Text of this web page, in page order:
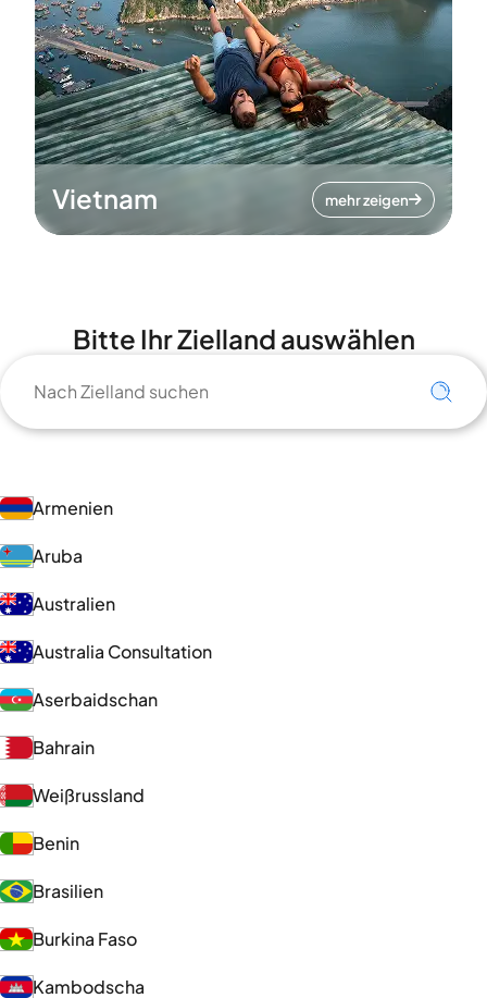
Vietnam mehr zeigen
Bitte Ihr Zielland auswählen
Armenien
Aruba
Australien
Australia Consultation
Aserbaidschan
Bahrain
Weißrussland
Benin
Brasilien
Burkina Faso
Kambodscha